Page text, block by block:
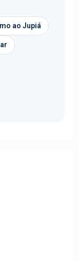
ao Jupiá